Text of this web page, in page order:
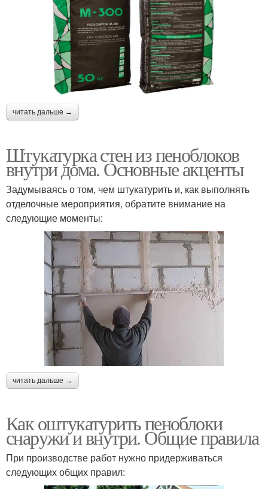
читать дальше →
Штукатурка стен из пеноблоков
внутри дома. Основные акценты
Задумываясь о том, чем штукатурить и, как выполнять
отделочные мероприятия, обратите внимание на
следующие моменты:
читать дальше →
Как оштукатурить пеноблоки
снаружи и внутри. Общие правила
При производстве работ нужно придерживаться
следующих общих правил: